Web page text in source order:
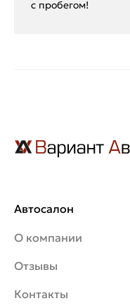
с пробегом!
Автосалон
О компании
Отзывы
Контакты